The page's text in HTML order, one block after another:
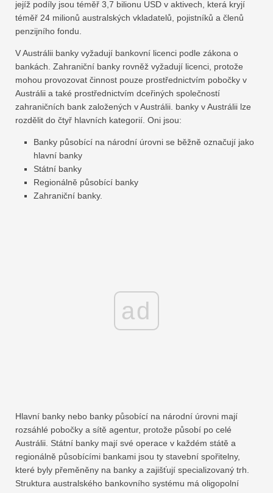
jejíž podíly jsou téměř 3,7 bilionu USD v aktivech, která kryjí
téměř 24 milionů australských vkladatelů, pojistníků a členů
penzijního fondu.
V Austrálii banky vyžadují bankovní licenci podle zákona o
bankách. Zahraniční banky rovněž vyžadují licenci, protože
mohou provozovat činnost pouze prostřednictvím pobočky v
Austrálii a také prostřednictvím dceřiných společností
zahraničních bank založených v Austrálii. banky v Austrálii lze
rozdělit do čtyř hlavních kategorií. Oni jsou:
Banky působící na národní úrovni se běžně označují jako
hlavní banky
Státní banky
Regionálně působící banky
Zahraniční banky.
ad
Hlavní banky nebo banky působící na národní úrovni mají
rozsáhlé pobočky a sítě agentur, protože působí po celé
Austrálii. Státní banky mají své operace v každém státě a
regionálně působícími bankami jsou ty stavební spořitelny,
které byly přeměněny na banky a zajišťují specializovaný trh.
Struktura australského bankovního systému má oligopolní